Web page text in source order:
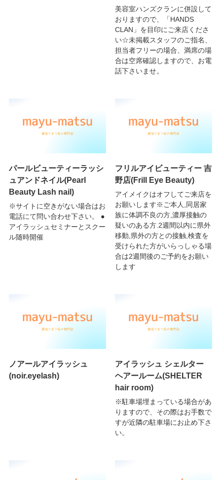
美容室ハンズクランに併設して
おりますので、「HANDS
CLAN」を目印にご来店くださ
い☆未掲載スタッフのご指名、
担当者フリーの場合、満席の場
合は空席確認しますので、お電
話下さいませ。
パールビューティーラッシ
ュアンドネイル(Pearl
Beauty Lash nail)
※サイトに空きがない場合はお
電話にて問い合わせ下さい。 ●
アイラッシュセミナーとスクー
ル随時開催
フリルアイビューティー 吉
野店(Frill Eye Beauty)
アイメイクはオフしてご来店を
お願いします※ご本人,同居家
族に体調不良の方,濃厚接触の
疑いのある方.2週間以内に県外
移動,県外の方との接触,検査を
受けられた方がいらっしゃる場
合は2週間後のご予約をお願い
します
ノアールアイラッシュ
(noir.eyelash)
アイラッシュ シェルター
ヘアールーム(SHELTER
hair room)
※駐車場埋まっている場合があ
りますので、その際はお手数で
すが近隣の駐車場にお止め下さ
い。